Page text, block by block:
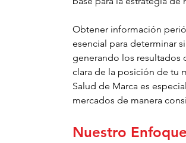
Obtener información
esencial para determinar
generando los resultados
clara de la posición de tu
Salud de Marca es
mercados de manera
Nuestro Enfoque